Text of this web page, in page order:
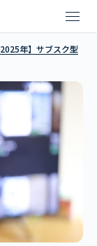
2025年】サブスク型